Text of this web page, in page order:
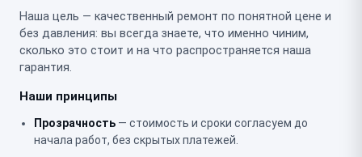
Наша цель — качественный ремонт по понятной цене и
без давления: вы всегда знаете, что именно чиним,
сколько это стоит и на что распространяется наша
гарантия.
Наши принципы
Прозрачность — стоимость и сроки согласуем до
начала работ, без скрытых платежей.